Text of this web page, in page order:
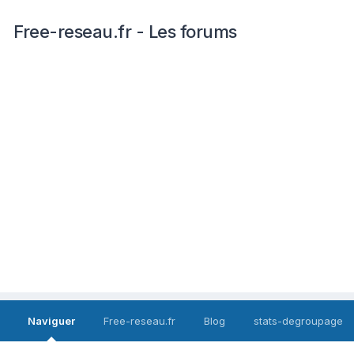
Free-reseau.fr - Les forums
Naviguer Free-reseau.fr Blog stats-degroupage